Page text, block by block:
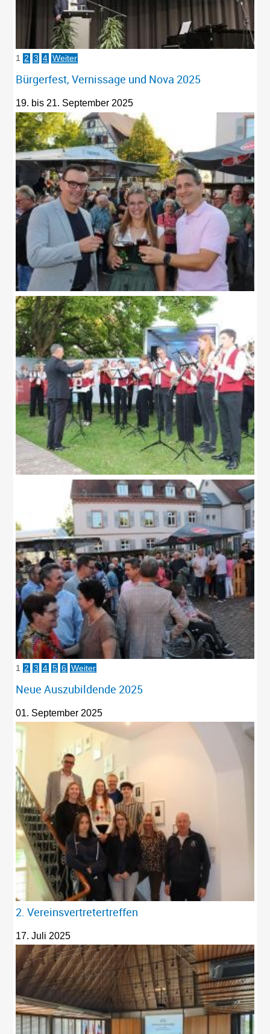
1 2 3 4 Weiter
Bürgerfest, Vernissage und Nova 2025
19. bis 21. September 2025
1 2 3 4 5 6 Weiter
Neue Auszubildende 2025
01. September 2025
2. Vereinsvertretertreffen
17. Juli 2025